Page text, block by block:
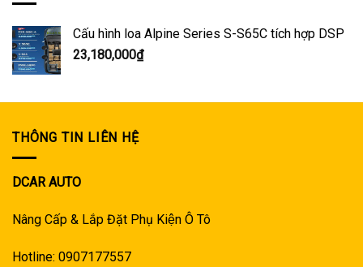
Cấu hình loa Alpine Series S-S65C tích hợp DSP
23,180,000₫
THÔNG TIN LIÊN HỆ
DCAR AUTO
Nâng Cấp & Lắp Đặt Phụ Kiện Ô Tô
Hotline: 0907177557